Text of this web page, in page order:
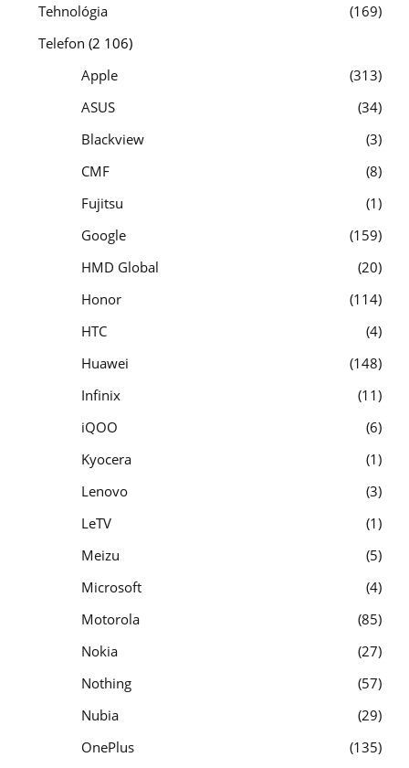
Tehnológia
169
Telefon (2 106)
Apple
313
ASUS
34
Blackview
3
CMF
8
Fujitsu
1
Google
159
HMD Global
20
Honor
114
HTC
4
Huawei
148
Infinix
11
iQOO
6
Kyocera
1
Lenovo
3
LeTV
1
Meizu
5
Microsoft
4
Motorola
85
Nokia
27
Nothing
57
Nubia
29
OnePlus
135